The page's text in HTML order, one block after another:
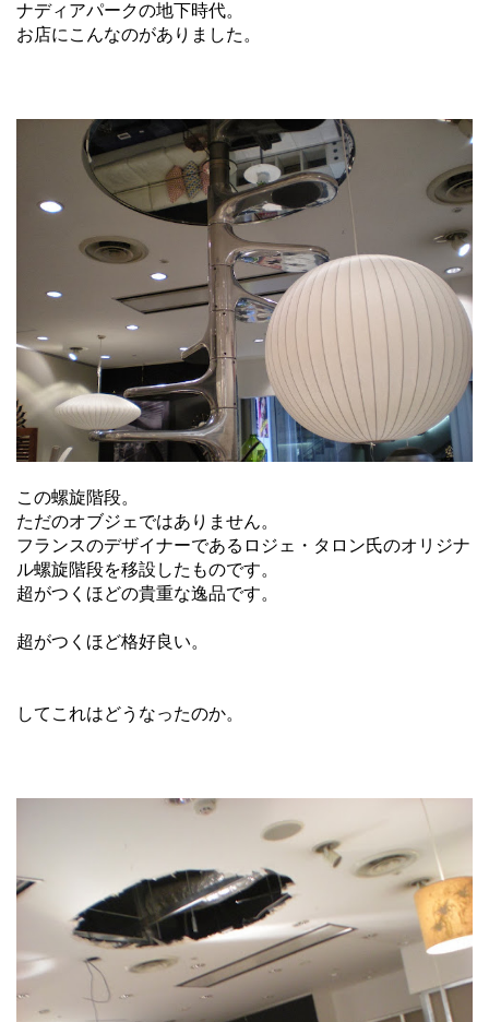
ナディアパークの地下時代。
お店にこんなのがありました。
この螺旋階段。
ただのオブジェではありません。
フランスのデザイナーであるロジェ・タロン氏のオリジナ
ル螺旋階段を移設したものです。
超がつくほどの貴重な逸品です。
超がつくほど格好良い。
してこれはどうなったのか。